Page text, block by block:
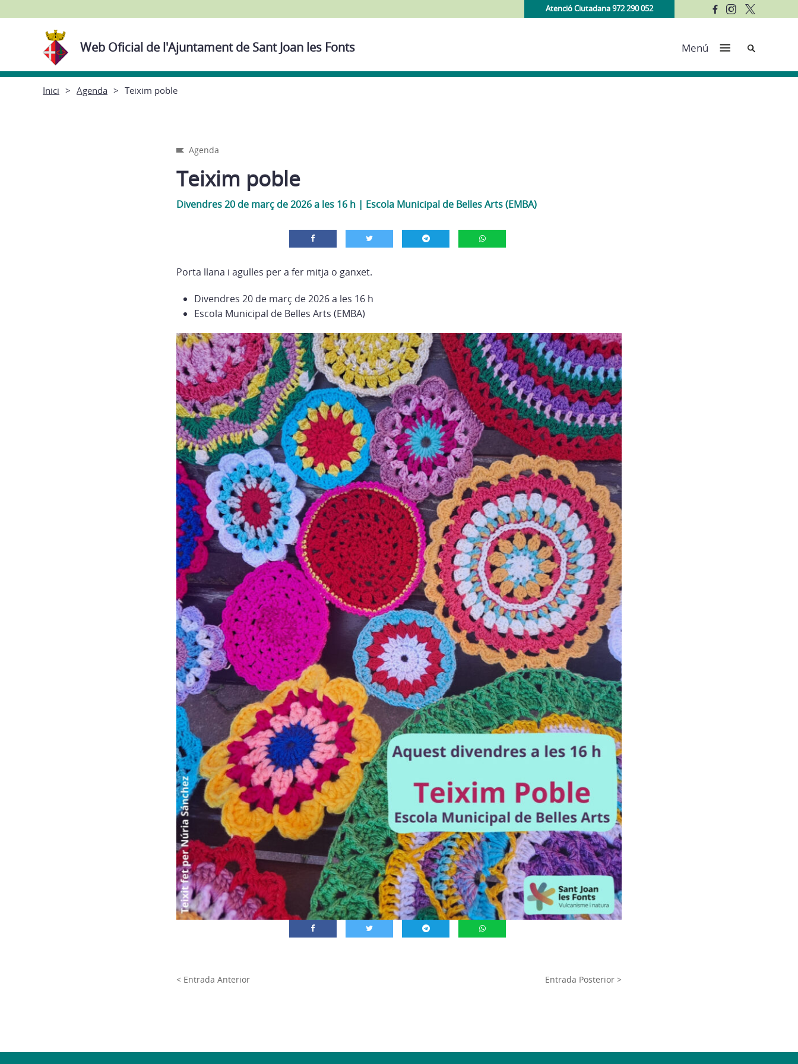
Atenció Ciutadana 972 290 052
Web Oficial de l'Ajuntament de Sant Joan les Fonts Menú Cerca
Inici Agenda Teixim poble
Agenda
Teixim poble
Divendres 20 de març de 2026 a les 16 h | Escola Municipal de Belles Arts (EMBA)
Porta llana i agulles per a fer mitja o ganxet.
Divendres 20 de març de 2026 a les 16 h
Escola Municipal de Belles Arts (EMBA)
< Entrada Anterior Entrada Posterior >